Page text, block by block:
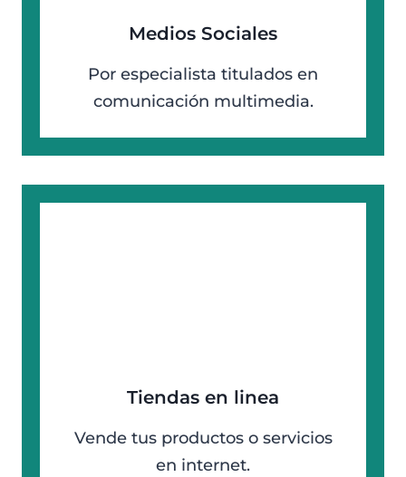
Medios Sociales
Por especialista titulados en
comunicación multimedia.
Tiendas en linea
Vende tus productos o servicios
en internet.